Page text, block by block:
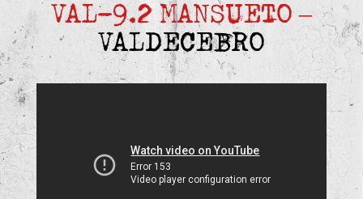
VAL-9.2 MANSUETO –
VALDECEBRO